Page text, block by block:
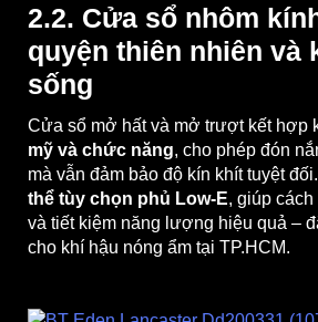
2.2. Cửa sổ nhôm
quyện thiên nhiên và
sống
Cửa sổ mở hất và mở trượt kết hợp
mỹ và chức năng, cho phép đón
mà vẫn đảm bảo độ kín khít tuyệt
thể tùy chọn phủ Low-E, giúp
và tiết kiệm năng lượng hiệu quả –
cho khí hậu nóng ẩm tại TP.HCM.